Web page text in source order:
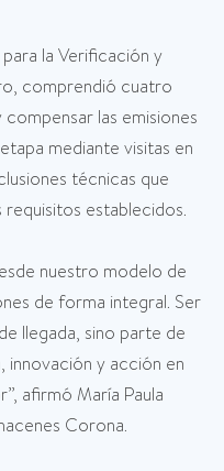
la Verificación y
comprendió cuatro
las emisiones
mediante visitas en
técnicas que
establecidos.
nuestro modelo de
de forma integral. Ser
llegada, sino parte de
innovación y acción en
afirmó María Paula
Corona.